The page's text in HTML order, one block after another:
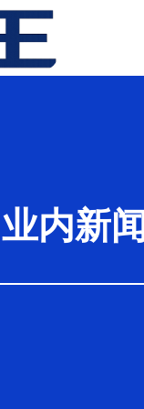
业内新闻